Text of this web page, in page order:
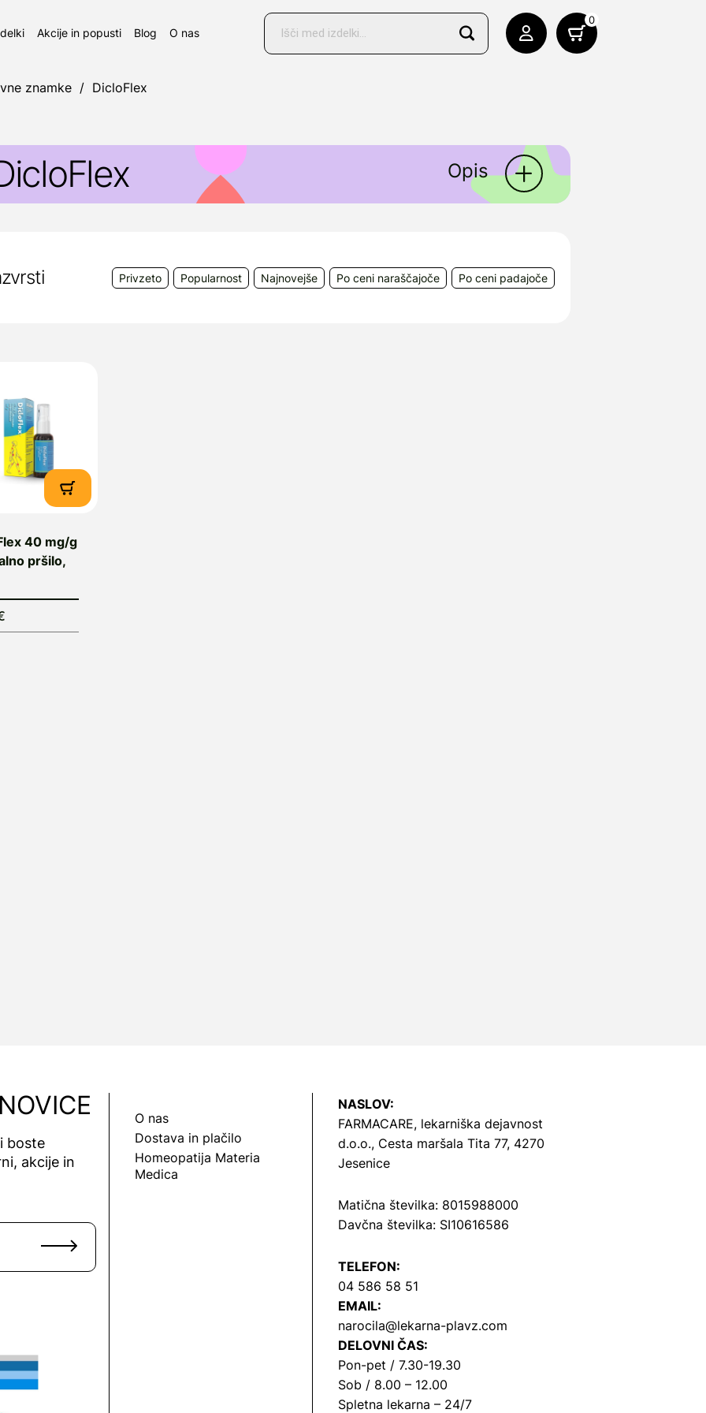
Akcije in popusti Blog O nas
Products
search
0
znamke / DicloFlex
Opis
in struktur okoli sklepov.
Ljubljana, Slovenija
Privzeto Popularnost Najnovejše Po ceni naraščajoče Po ceni padajoče
40 mg/g
pršilo,
boste
akcije in
O nas
Dostava in plačilo
Homeopatija Materia
Medica
NASLOV:
FARMACARE, lekarniška dejavnost
d.o.o., Cesta maršala Tita 77, 4270
Jesenice
Matična številka: 8015988000
Davčna številka: SI10616586
TELEFON:
04 586 58 51
EMAIL:
narocila@lekarna-plavz.com
DELOVNI ČAS:
Pon-pet / 7.30-19.30
Sob / 8.00 – 12.00
Spletna lekarna – 24/7